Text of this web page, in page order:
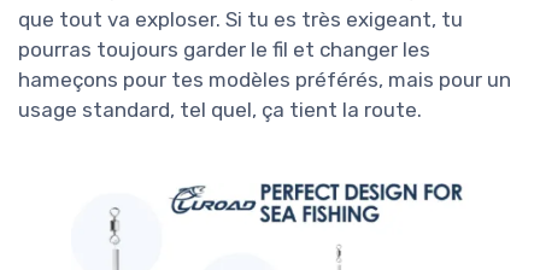
que tout va exploser. Si tu es très exigeant, tu
pourras toujours garder le fil et changer les
hameçons pour tes modèles préférés, mais pour un
usage standard, tel quel, ça tient la route.